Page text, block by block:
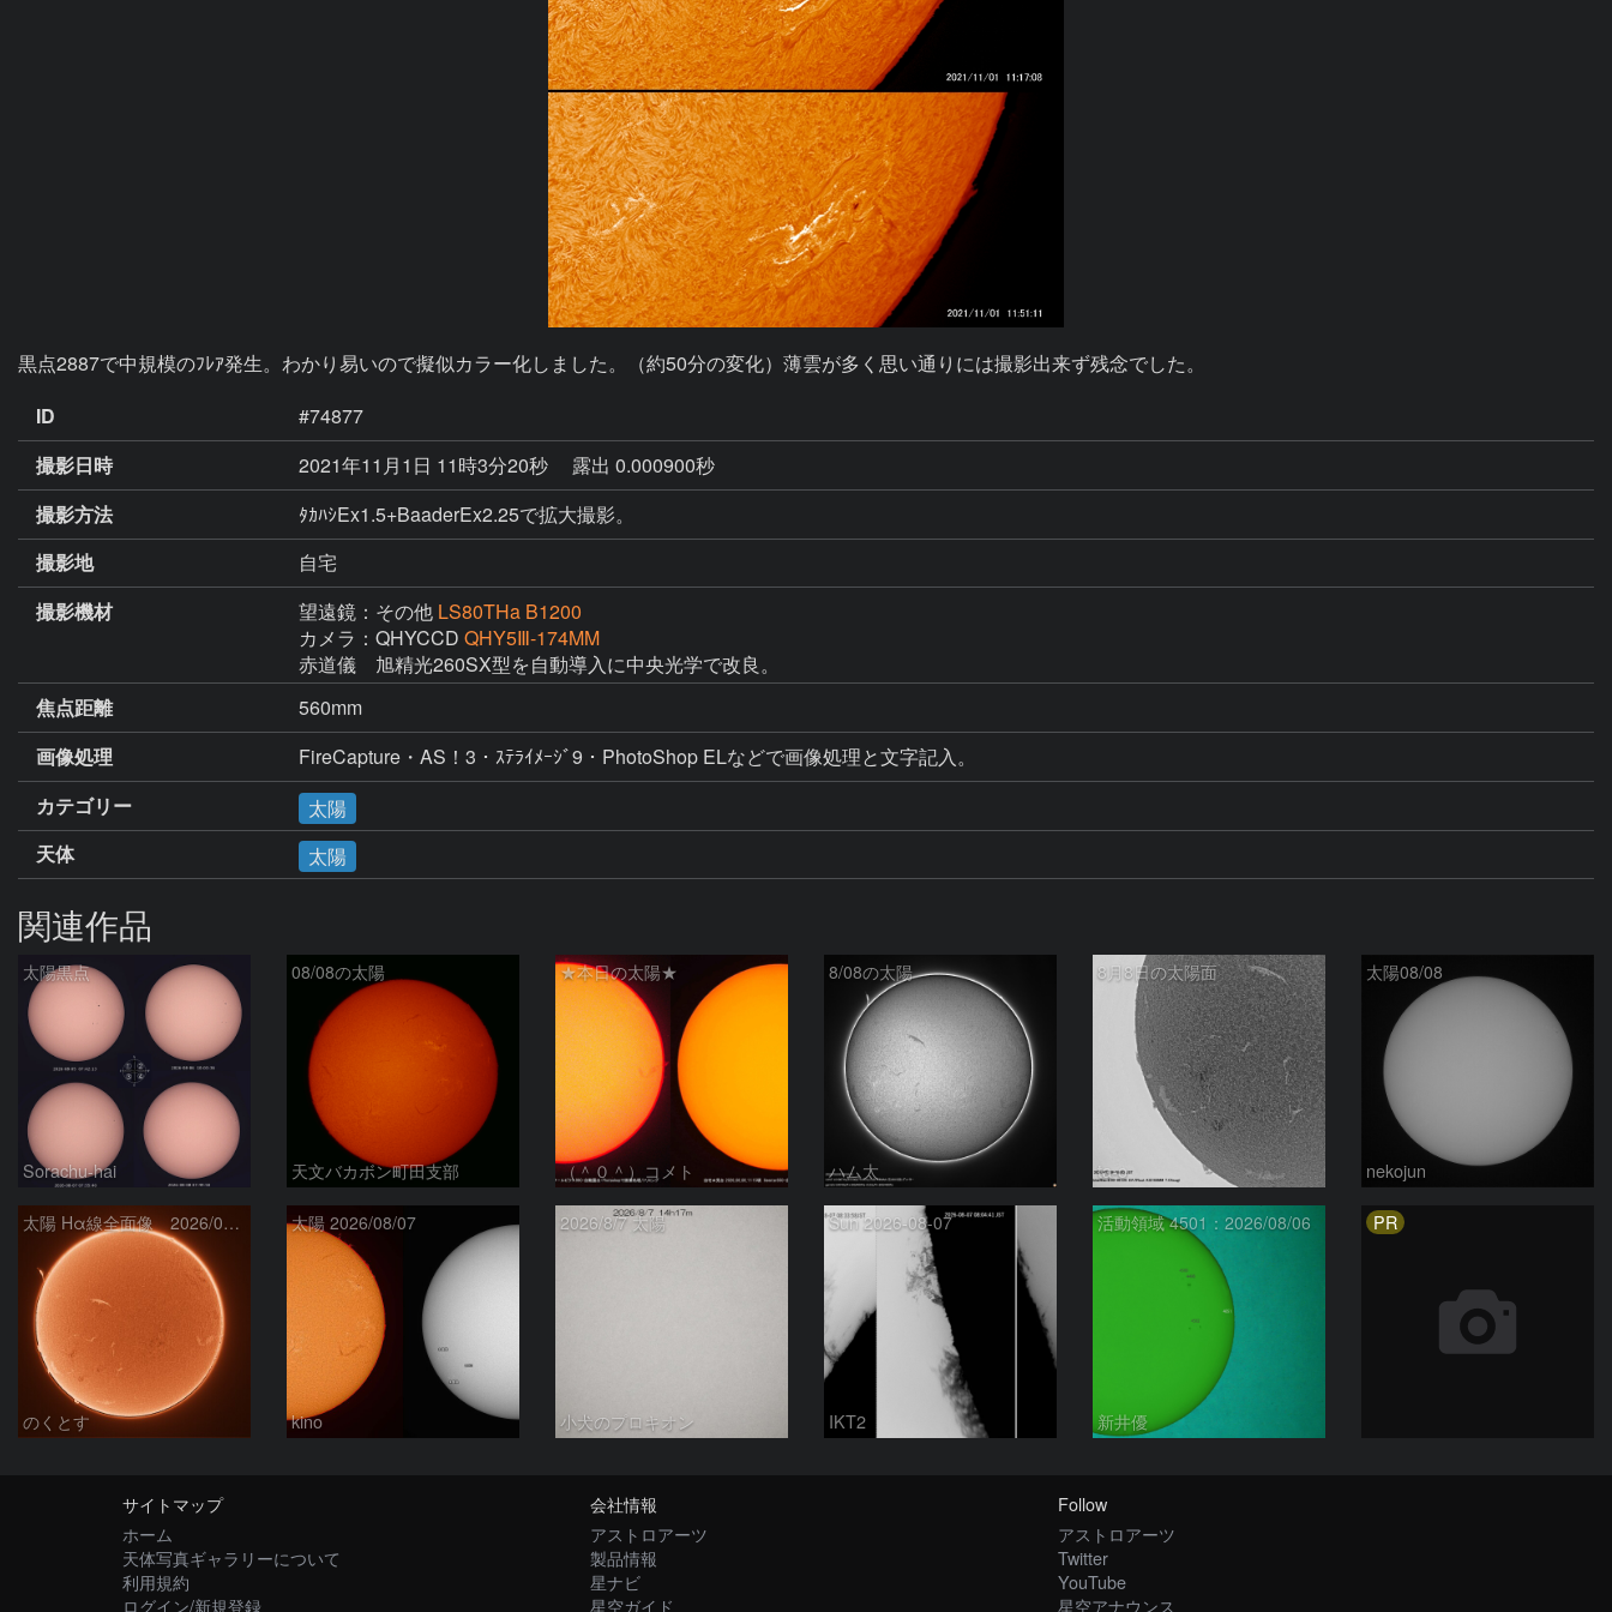
ID
#74877
撮影日時
2021年11月1日 11時3分20秒
露出 0.000900秒
撮影方法
ﾀｶﾊｼEx1.5+BaaderEx2.25で拡大撮影。
撮影地
自宅
撮影機材
望遠鏡：その他 LS80THa B1200
カメラ：QHYCCD QHY5Ⅲ-174MM
赤道儀　旭精光260SX型を自動導入に中央光学で改良。
焦点距離
560mm
画像処理
FireCapture・AS！3・ｽﾃﾗｲﾒｰｼﾞ9・PhotoShop ELなどで画像処理と文字記入。
カテゴリー
太陽
天体
太陽
関連作品
太陽黒点
Sorachu-hai
08/08の太陽
天文バカボン町田支部
★本日の太陽★
（＾０＾）コメト
8/08の太陽
ハム太
8月8日の太陽面
ta-o
太陽08/08
nekojun
太陽 Hα線全面像 2026/08/08
のくとす
太陽 2026/08/07
kino
2026/8/7 太陽
小犬のプロキオン
Sun 2026-08-07
IKT2
活動領域 4501：2026/08/06
新井優
PR
サイトマップ
ホーム
天体写真ギャラリーについて
利用規約
ログイン/新規登録
会社情報
アストロアーツ
製品情報
星ナビ
星空ガイド
Follow
アストロアーツ
Twitter
YouTube
星空アナウンス